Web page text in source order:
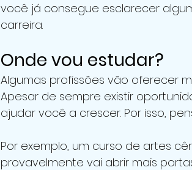
você já consegue esclarecer
carreira.
Onde vou estudar?
Algumas profissões vão oferecer
Apesar de sempre existir
ajudar você a crescer. Por isso,
Por exemplo, um curso de artes
provavelmente vai abrir mais